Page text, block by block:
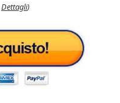
Dettagli)